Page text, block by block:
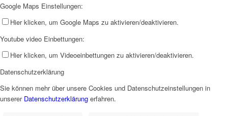
Google Maps Einstellungen:
Hier klicken, um Google Maps zu aktivieren/deaktivieren.
Youtube video Einbettungen:
Hier klicken, um Videoeinbettungen zu aktivieren/deaktivieren.
Datenschutzerklärung
Sie können mehr über unsere Cookies und Datenschutzeinstellungen in
unserer Datenschutzerklärung erfahren.